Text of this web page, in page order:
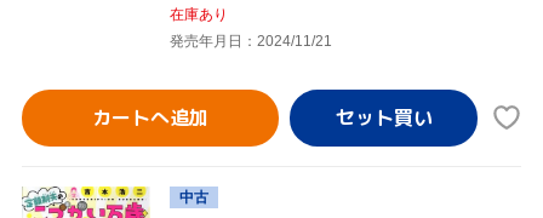
在庫あり
発売年月日：2024/11/21
カートへ追加
中古